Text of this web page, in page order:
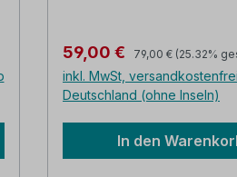
verfügt über übliche
Abnutzungsmerkmale B/H/T: ca.
50 x 45 x 25
rechts) Die Lieferung
Verkaufspreis:
59,00 € Regulärer Preis:
79,00 € (25.32%
inkl. MwSt,
Deutschland (ohne Inseln)
In den